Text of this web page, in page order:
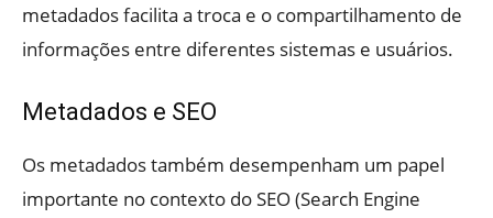
metadados facilita a troca e o compartilhamento de
informações entre diferentes sistemas e usuários.
Metadados e SEO
Os metadados também desempenham um papel
importante no contexto do SEO (Search Engine